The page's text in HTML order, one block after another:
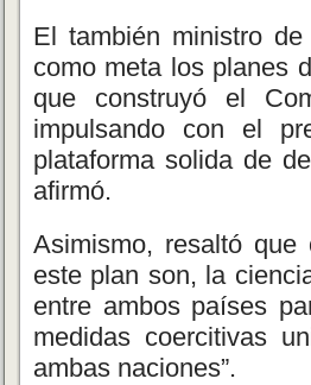
El también ministro
como meta los planes
que construyó el
impulsando con el
plataforma solida de
afirmó.
Asimismo, resaltó
este plan son, la
entre ambos países
medidas coercitivas
ambas naciones”.